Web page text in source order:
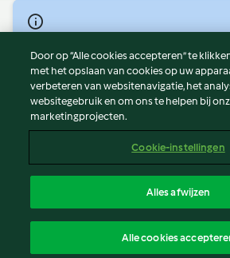
© Copyright 2026
Gebruiksvoorwaarden
Privacybeleid
Disclaimer
Colofon
Verslag Inhoud
Toegankelijkheidsverklaring
Door op “Alle cookies accepteren” te
met het opslaan van cookies op uw
verbeteren van websitenavigatie, het
websitegebruik en om ons te helpen bij
marketingprojecten.
Cookie-instellingen
Alles afwijzen
Alle cookies